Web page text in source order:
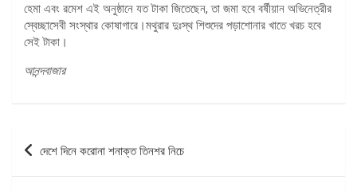
হেমা এবং রমেশ এই অনুষ্ঠানে যত টাকা জিতেছেন, তা জমা হবে বর্ষীয়ান অভিনেত্রীর
স্বেচ্ছাসেবী সংস্থার কোষাগারে।মথুরার দুঃস্থ শিশুদের পড়াশোনার খাতে খরচ হবে
সেই টাকা।
আনন্দবাজার
পোস্ট
দেশে দিনে করোনা শনাক্ত তিনশর নিচে